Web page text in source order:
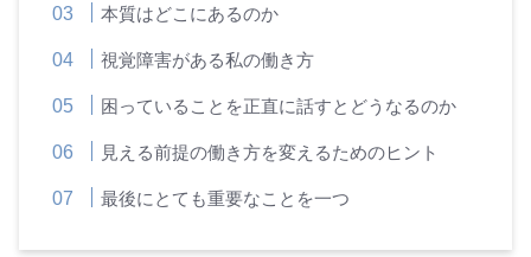
本質はどこにあるのか
視覚障害がある私の働き方
困っていることを正直に話すとどうなるのか
見える前提の働き方を変えるためのヒント
最後にとても重要なことを一つ